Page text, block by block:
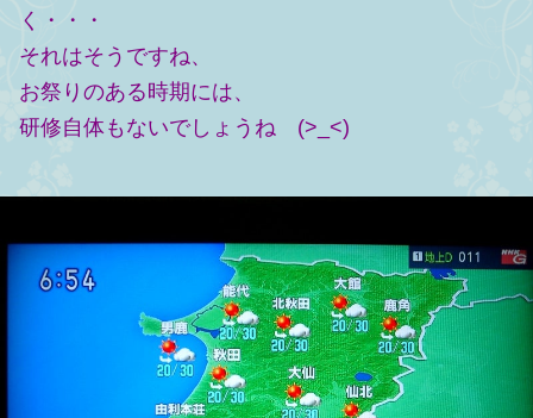
く・・・
それはそうですね、
お祭りのある時期には、
研修自体もないでしょうね (>_<)